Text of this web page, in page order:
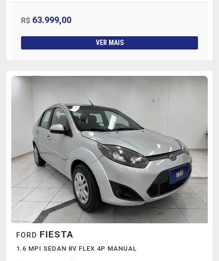
R$ 63.999,00
VER MAIS
FORD FIESTA
1.6 MPI SEDAN 8V FLEX 4P MANUAL